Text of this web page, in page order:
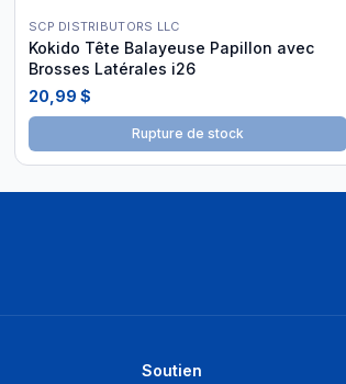
SCP DISTRIBUTORS LLC
Kokido Tête Balayeuse Papillon avec
Brosses Latérales i26
20,99 $
Rupture de stock
Soutien